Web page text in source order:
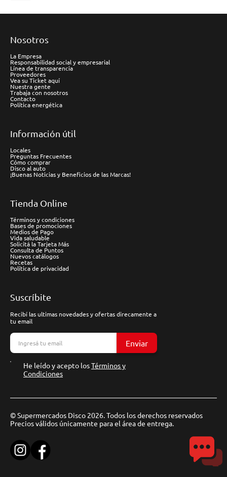
Nosotros
La Empresa
Responsabilidad social y empresarial
Línea de transparencia
Proveedores
Vea su Ticket aquí
Nuestra gente
Trabaja con nosotros
Contacto
Política energética
Información útil
Locales
Preguntas Frecuentes
Cómo comprar
Disco al auto
¡Buenas Noticias y Beneficios de las Marcas!
Tienda Online
Términos y condiciones
Bases de promociones
Medios de Pago
Vida saludable
Solicitá la Tarjeta Más
Consulta de Puntos
Nuevos catálogos
Recetas
Política de privacidad
Suscríbite
Recibí las ultimas novedades y ofertas direcamente a
tu email
Enviar
He leído y acepto losTérminos y
Condiciones
© Supermercados Disco 2026. Todos los derechos reservados
Precios válidos únicamente para el área de entrega.